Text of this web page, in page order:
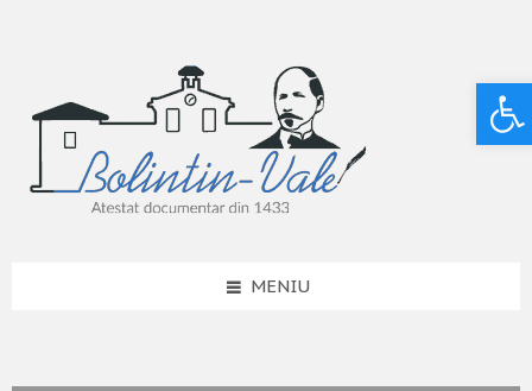
MENIU
Deschide bara de unelte